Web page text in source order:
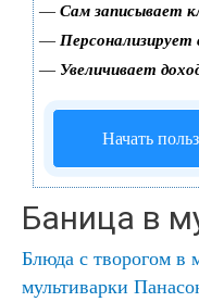
— Сам записывает
— Персонализирует
— Увеличивает
Начать
Баница в
Блюда с творогом в
мультиварки